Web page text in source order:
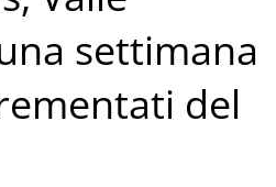
settimana
del